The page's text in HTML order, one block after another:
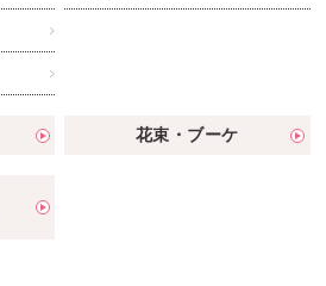
花束・ブーケ